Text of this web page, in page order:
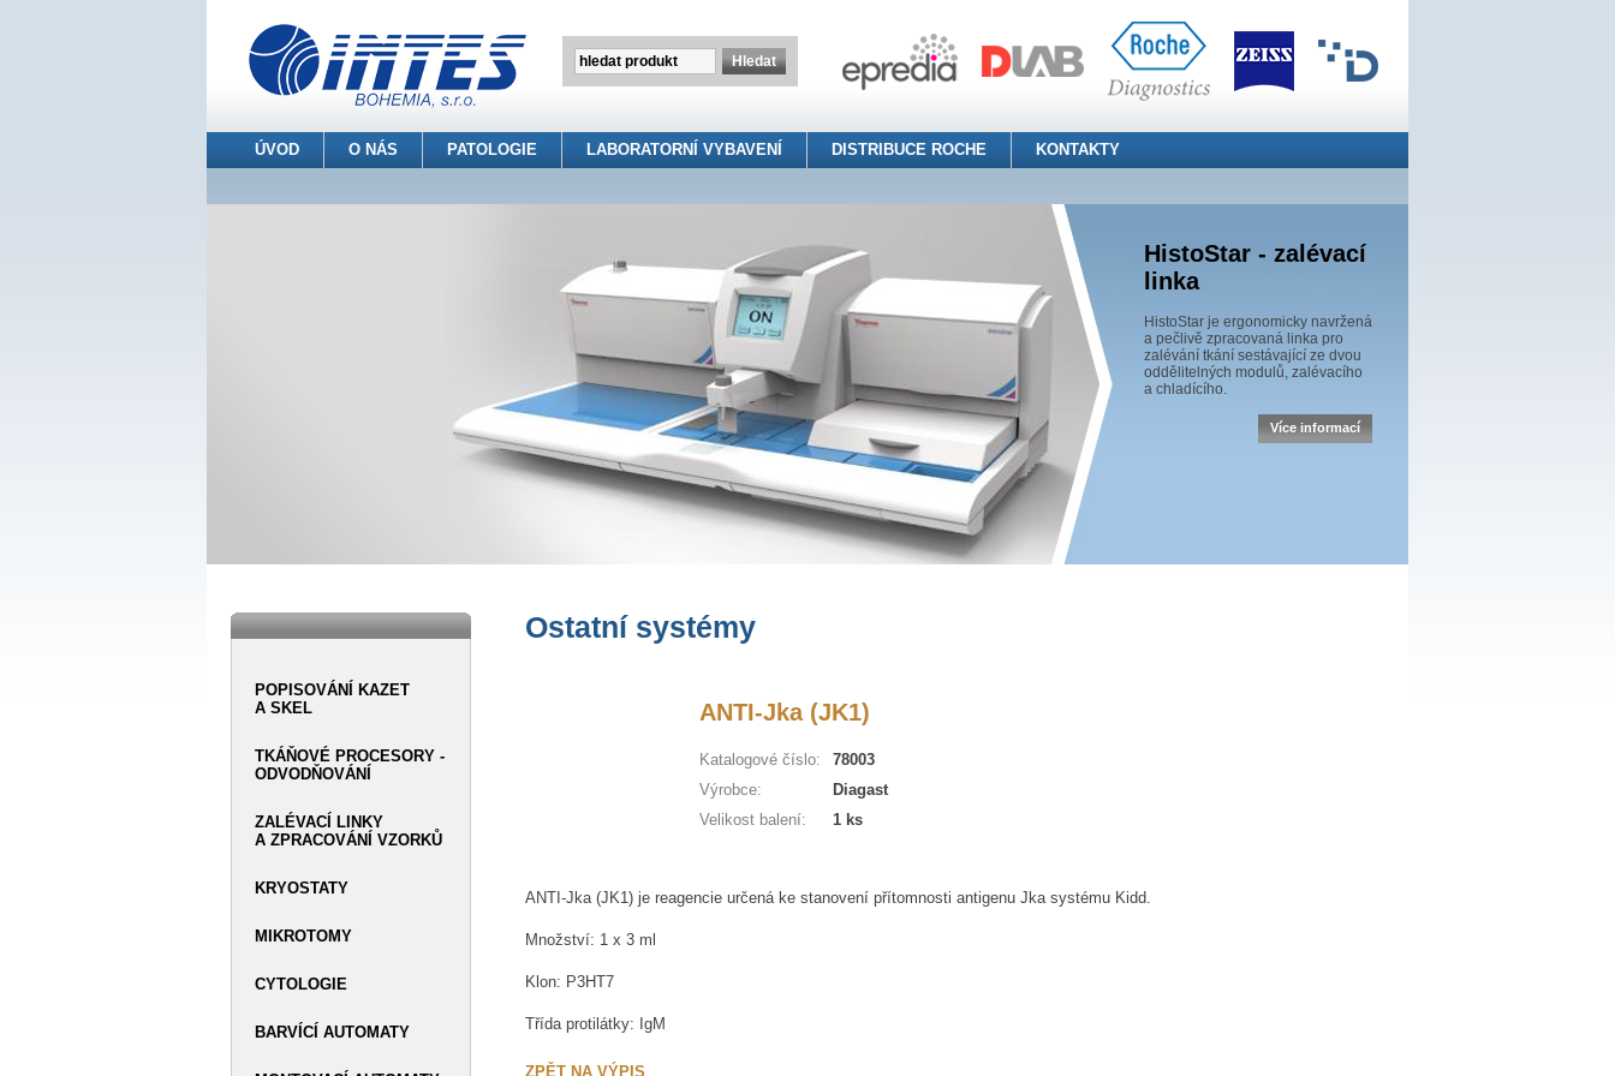
ÚVOD O NÁS PATOLOGIE LABORATORNÍ VYBAVENÍ DISTRIBUCE ROCHE KONTAKTY
HistoStar - zalévací
linka
HistoStar je ergonomicky navržená
a pečlivě zpracovaná linka pro
zalévání tkání sestávající ze dvou
oddělitelných modulů, zalévacího
a chladícího.
Více informací
Ostatní systémy
ANTI-Jka (JK1)
Katalogové číslo:
78003
Výrobce:
Diagast
Velikost balení:
1 ks
ANTI-Jka (JK1) je reagencie určená ke stanovení přítomnosti antigenu Jka systému Kidd.
Množství: 1 x 3 ml
Klon: P3HT7
Třída protilátky: IgM
ZPĚT NA VÝPIS
POPISOVÁNÍ KAZET
A SKEL
TKÁŇOVÉ PROCESORY -
ODVODŇOVÁNÍ
ZALÉVACÍ LINKY
A ZPRACOVÁNÍ VZORKŮ
KRYOSTATY
MIKROTOMY
CYTOLOGIE
BARVÍCÍ AUTOMATY